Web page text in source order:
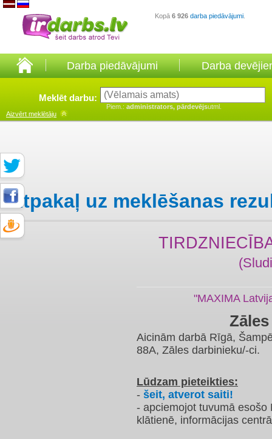
Kopā 6 926 darba piedāvājumi
Darba piedāvājumi Darba
Meklēt darbu:
Piem.: administrators, pārdevējsutml.
Aizvērt meklētāju
Atpakaļ uz meklēšanas
​"MAXIMA
Aicinām darbā Rīgā,
88A, Zāles darbinieku/-ci.
Lūdzam pieteikties:
- šeit, atverot saiti!
- apciemojot tuvumā
klātienē, informācijas